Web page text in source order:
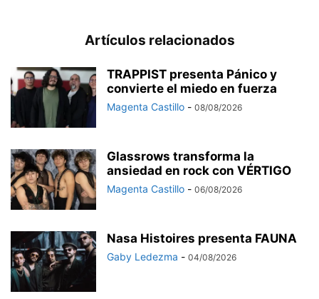
Artículos relacionados
TRAPPIST presenta Pánico y
convierte el miedo en fuerza
Magenta Castillo - 08/08/2026
Glassrows transforma la
ansiedad en rock con VÉRTIGO
Magenta Castillo - 06/08/2026
Nasa Histoires presenta FAUNA
Gaby Ledezma - 04/08/2026